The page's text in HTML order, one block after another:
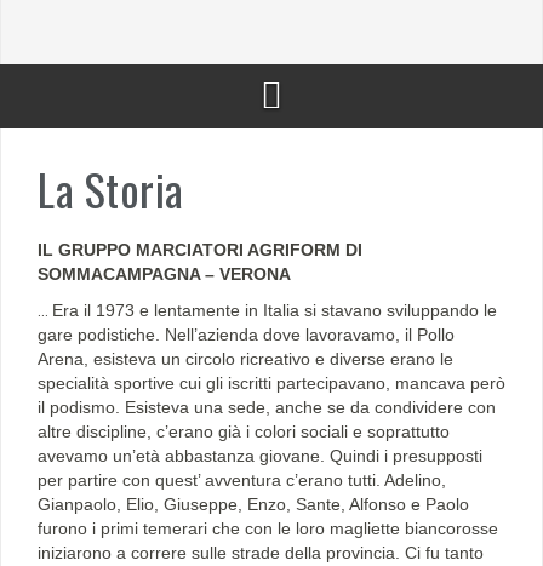
La Storia
IL GRUPPO MARCIATORI AGRIFORM DI
SOMMACAMPAGNA – VERONA
… Era il 1973 e lentamente in Italia si stavano sviluppando le
gare podistiche. Nell’azienda dove lavoravamo, il Pollo
Arena, esisteva un circolo ricreativo e diverse erano le
specialità sportive cui gli iscritti partecipavano, mancava però
il podismo. Esisteva una sede, anche se da condividere con
altre discipline, c’erano già i colori sociali e soprattutto
avevamo un’età abbastanza giovane. Quindi i presupposti
per partire con quest’ avventura c’erano tutti. Adelino,
Gianpaolo, Elio, Giuseppe, Enzo, Sante, Alfonso e Paolo
furono i primi temerari che con le loro magliette biancorosse
iniziarono a correre sulle strade della provincia. Ci fu tanto